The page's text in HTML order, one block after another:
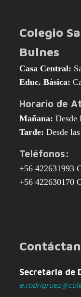
Colegio
Bulnes
Casa Central:
Educ. Básica:
Horario de
Mañana: Desde
Tarde: Desde
Teléfonos:
+56 422631993
+56 422630170
Secretaria de